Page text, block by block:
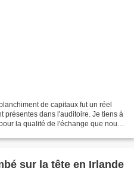
de capitaux fut un réel
présentes dans l'auditoire. Je tiens à
la qualité de l'échange que nous
sur la tête en Irlande